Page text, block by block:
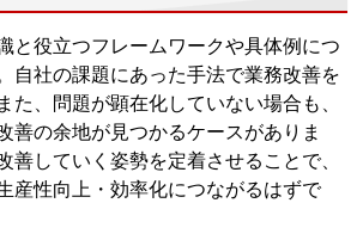
と役立つフレームワークや具体例につ
自社の課題にあった手法で業務改善を
た、問題が顕在化していない場合も、
善の余地が見つかるケースがありま
善していく姿勢を定着させることで、
産性向上・効率化につながるはずで